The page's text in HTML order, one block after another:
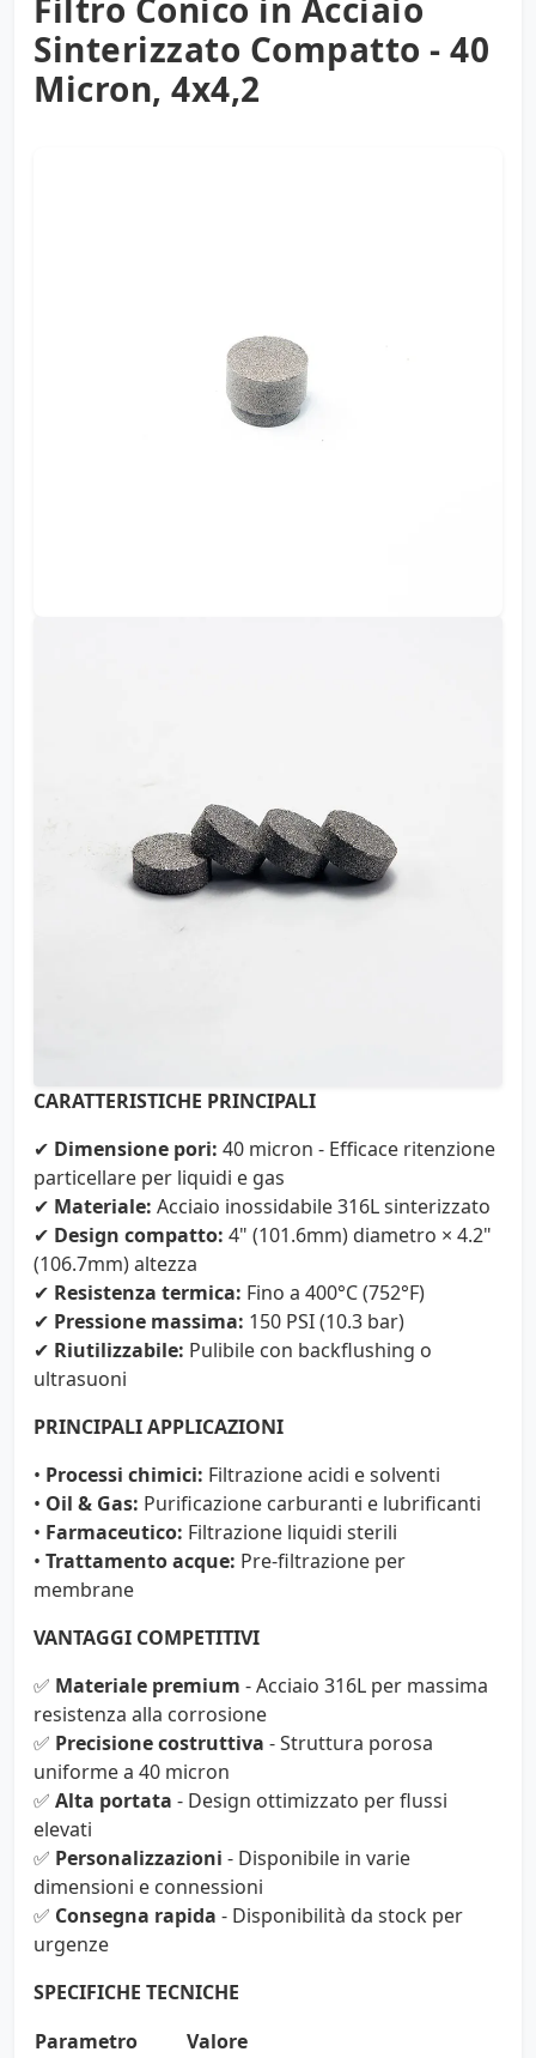
Filtro Conico in Acciaio
Sinterizzato Compatto - 40
Micron, 4x4,2
CARATTERISTICHE PRINCIPALI
✔ Dimensione pori: 40 micron - Efficace ritenzione
particellare per liquidi e gas
✔ Materiale: Acciaio inossidabile 316L sinterizzato
✔ Design compatto: 4" (101.6mm) diametro × 4.2"
(106.7mm) altezza
✔ Resistenza termica: Fino a 400°C (752°F)
✔ Pressione massima: 150 PSI (10.3 bar)
✔ Riutilizzabile: Pulibile con backflushing o
ultrasuoni
PRINCIPALI APPLICAZIONI
• Processi chimici: Filtrazione acidi e solventi
• Oil & Gas: Purificazione carburanti e lubrificanti
• Farmaceutico: Filtrazione liquidi sterili
• Trattamento acque: Pre-filtrazione per
membrane
VANTAGGI COMPETITIVI
✅ Materiale premium - Acciaio 316L per massima
resistenza alla corrosione
✅ Precisione costruttiva - Struttura porosa
uniforme a 40 micron
✅ Alta portata - Design ottimizzato per flussi
elevati
✅ Personalizzazioni - Disponibile in varie
dimensioni e connessioni
✅ Consegna rapida - Disponibilità da stock per
urgenze
SPECIFICHE TECNICHE
Parametro
Valore